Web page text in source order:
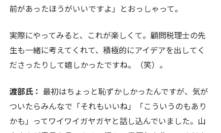
前があったほうがいいですよ」とおっしゃって。
実際にやってみると、これが楽しくて。顧問税理士の先
生も一緒に考えてくれて、積極的にアイデアを出してく
ださったりして嬉しかったですね。（笑）。
渡部氏： 最初はちょっと恥ずかしかったんですが、気が
ついたらみんなで「それもいいね」「こういうのもあり
かも」ってワイワイガヤガヤと話し込んでいました。山